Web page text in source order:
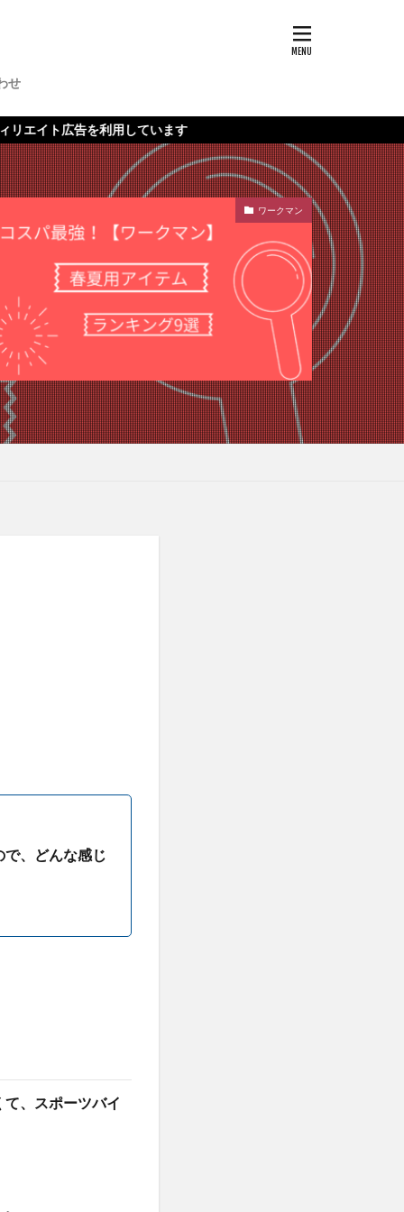
せ
利用しています
ワークマン
、どんな感じ
、
スポーツバイ